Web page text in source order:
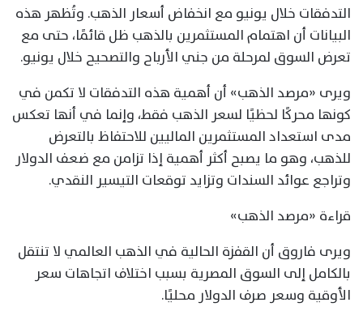
التدفقات خلال يونيو مع انخفاض أسعار الذهب. وتُظهر هذه
البيانات أن اهتمام المستثمرين بالذهب ظل قائمًا، حتى مع
تعرض السوق لمرحلة من جني الأرباح والتصحيح خلال يونيو.
ويرى «مرصد الذهب» أن أهمية هذه التدفقات لا تكمن في
كونها محركًا لحظيًا لسعر الذهب فقط، وإنما في أنها تعكس
مدى استعداد المستثمرين الماليين للاحتفاظ بالتعرض
للذهب، وهو ما يصبح أكثر أهمية إذا تزامن مع ضعف الدولار
وتراجع عوائد السندات وتزايد توقعات التيسير النقدي.
قراءة «مرصد الذهب»
ويرى فاروق أن القفزة الحالية في الذهب العالمي لا تنتقل
بالكامل إلى السوق المصرية بسبب اختلاف اتجاهات سعر
الأوقية وسعر صرف الدولار محليًا.